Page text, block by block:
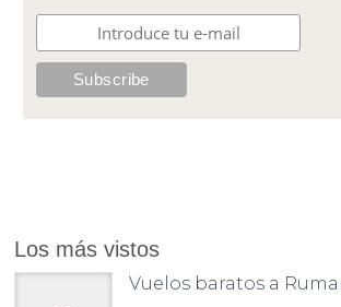
Los más vistos
Vuelos baratos a